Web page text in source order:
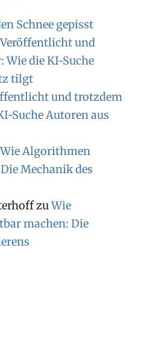
Schnee gepisst
Veröffentlicht und
die KI-Suche
tilgt
und trotzdem
Suche Autoren aus
Wie Algorithmen
Mechanik des
zuWie
machen: Die